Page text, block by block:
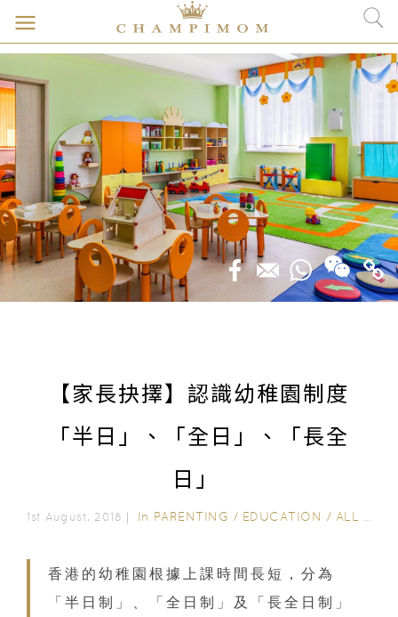
【家長抉擇】認識幼稚園制度
「半日」、「全日」、「長全
日」
1st August, 2018｜ In PARENTING / EDUCATION / ALL EDUCATION
香港的幼稚園根據上課時間長短，分為
「半日制」、「全日制」及「長全日制」